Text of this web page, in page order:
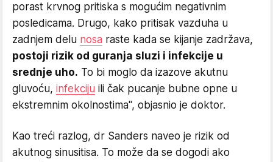
porast krvnog pritiska s mogućim negativnim
posledicama. Drugo, kako pritisak vazduha u
zadnjem delu nosa raste kada se kijanje zadržava,
postoji rizik od guranja sluzi i infekcije u
srednje uho. To bi moglo da izazove akutnu
gluvoću, infekciju ili čak pucanje bubne opne u
ekstremnim okolnostima", objasnio je doktor.
Kao treći razlog, dr Sanders naveo je rizik od
akutnog sinusitisa. To može da se dogodi ako